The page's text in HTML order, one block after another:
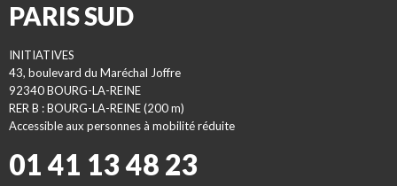
PARIS SUD
INITIATIVES
43, boulevard du Maréchal Joffre
92340 BOURG-LA-REINE
RER B : BOURG-LA-REINE (200 m)
Accessible aux personnes à mobilité réduite
01 41 13 48 23